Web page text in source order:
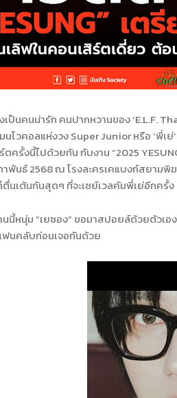
เป็นคนน่ารัก คนปากหวานของ ‘E.L.F.
นโวคอลแห่งวงSuper Juniorหรือ ‘พี่เย่
ตครั้งนี้ไปด้วยกัน กับงาน “2025
าพันธ์ 2568 ณ โรงละครเคแบงก์สยาม
นเต้นกันสุดๆ ที่จะเซย์เวลคัมพี่เย่อีกครั้ง
นนี้หนุ่ม “เยซอง” ขอมาสปอยล์ด้วยตัวเอ
นคลับก่อนเจอกันด้วย